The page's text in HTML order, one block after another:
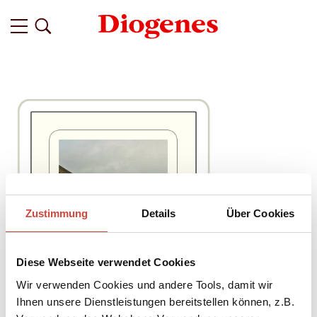
Zustimmung Details Über Cookies
Diese Webseite verwendet Cookies
Wir verwenden Cookies und andere Tools, damit wir
Ihnen unsere Dienstleistungen bereitstellen können, z.B.